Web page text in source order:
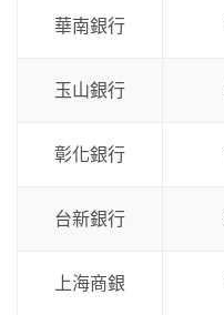
華南銀行
玉山銀行
彰化銀行
台新銀行
上海商銀